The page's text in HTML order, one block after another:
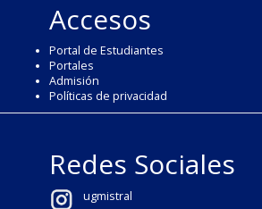
Accesos
Portal de Estudiantes
Portales
Admisión
Políticas de privacidad
Redes Sociales
ugmistral